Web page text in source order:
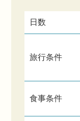
日数
旅行条件
食事条件